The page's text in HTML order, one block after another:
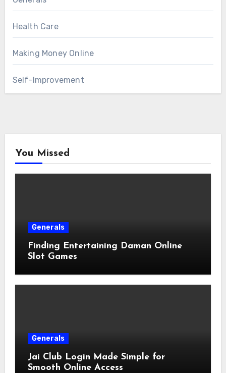
Health Care
Making Money Online
Self-Improvement
You Missed
Generals
Finding Entertaining Daman Online
Slot Games
Generals
Jai Club Login Made Simple for
Smooth Online Access